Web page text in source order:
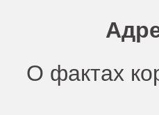
О фактах